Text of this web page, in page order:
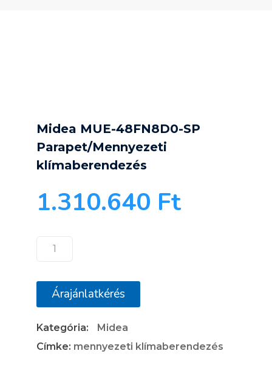
Midea MUE-48FN8D0-SP
Parapet/Mennyezeti
klímaberendezés
1.310.640 Ft
Midea
48FN8D0-
klímaberendezés
mennyiség
Árajánlatkérés
Kategória:
Midea
Címke: mennyezeti klímaberendezés